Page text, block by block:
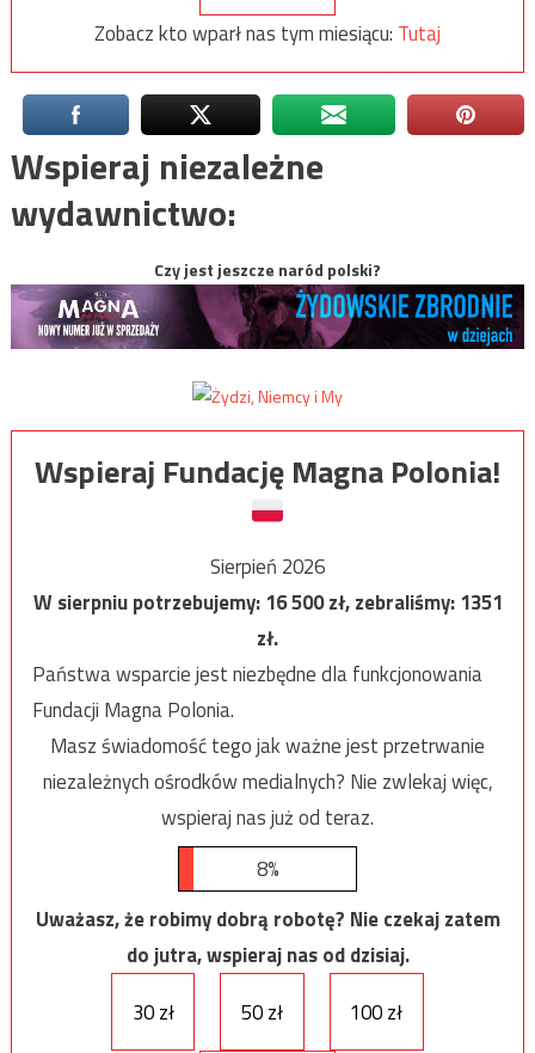
Zobacz kto wparł nas tym miesiącu: Tutaj
Wspieraj niezależne
wydawnictwo:
Czy jest jeszcze naród polski?
Wspieraj Fundację Magna Polonia!
Sierpień 2026
W sierpniu potrzebujemy:16 500zł, zebraliśmy:1351
zł.
Państwa wsparcie jest niezbędne dla funkcjonowania
Fundacji Magna Polonia.
Masz świadomość tego jak ważne jest przetrwanie
niezależnych ośrodków medialnych? Nie zwlekaj więc,
wspieraj nas już od teraz.
8%
Uważasz, że robimy dobrą robotę? Nie czekaj zatem
do jutra, wspieraj nas od dzisiaj.
30 zł
50 zł 100 zł